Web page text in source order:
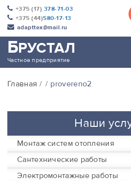
+375 (17) 378-71-03
+375 (44)580-17-13
adapttex@mail.ru
БРУСТАЛ
Частное предприятие
Главная provereno2
Наши
Монтаж систем отопления
Сантехнические работы
Электромонтажные работы